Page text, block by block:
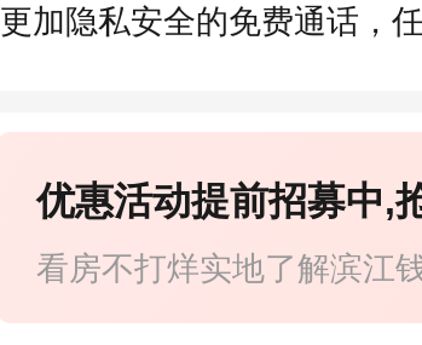
更加隐私安全的免费通话，
看房不打烊实地了解滨江
优惠活动提前招募中,